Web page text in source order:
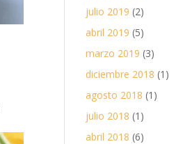
julio 2019 (2)
abril 2019 (5)
marzo 2019 (3)
diciembre 2018 (1)
agosto 2018 (1)
julio 2018 (1)
abril 2018 (6)